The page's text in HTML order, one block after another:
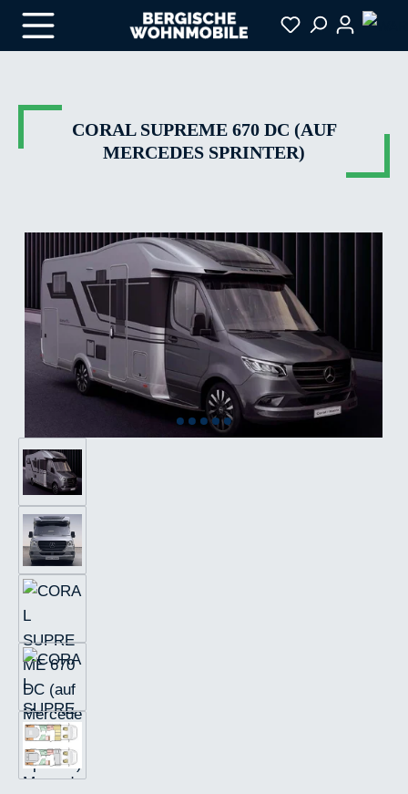
CORAL SUPREME 670 DC (AUF
MERCEDES SPRINTER)
Bildergalerie überspringen